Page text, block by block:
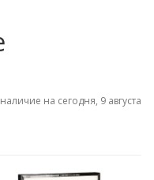
на сегодня, 9 августа